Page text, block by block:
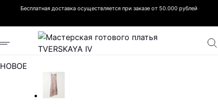
Бесплатная доставка осуществляется при заказе от 50.000 рублей
НОВОЕ